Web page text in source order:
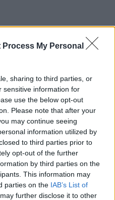
Process My Personal
sharing to third parties, or
sensitive information for
use the below opt-out
Please note that after your
may continue seeing
information utilized by
to third parties prior to
opt-out of the further
by third parties on the
This information may
parties on the IAB’s List of
further disclose it to other